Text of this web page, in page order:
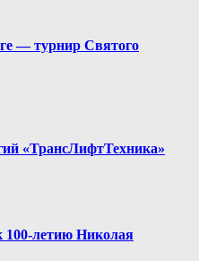
— турнир Святого
«ТрансЛифтТехника»
100-летию Николая